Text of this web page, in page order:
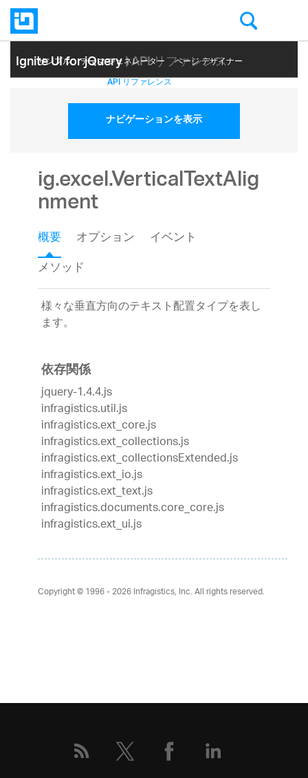
Ignite UI for jQuery| API リファレンス
サンプル テーマ ジェネレーター ページ デザイナー
ヘルプ トピック API リファレンス
ナビゲーションを表示
ig.excel.VerticalTextAlig
nment
概要 オプション
イベント
メソッド
様々な垂直方向のテキスト配置タイプを表し
ます。
依存関係
jquery-1.4.4.js
infragistics.util.js
infragistics.ext_core.js
infragistics.ext_collections.js
infragistics.ext_collectionsExtended.js
infragistics.ext_io.js
infragistics.ext_text.js
infragistics.documents.core_core.js
infragistics.ext_ui.js
Copyright © 1996 - 2026Infragistics, Inc. All rights reserved.